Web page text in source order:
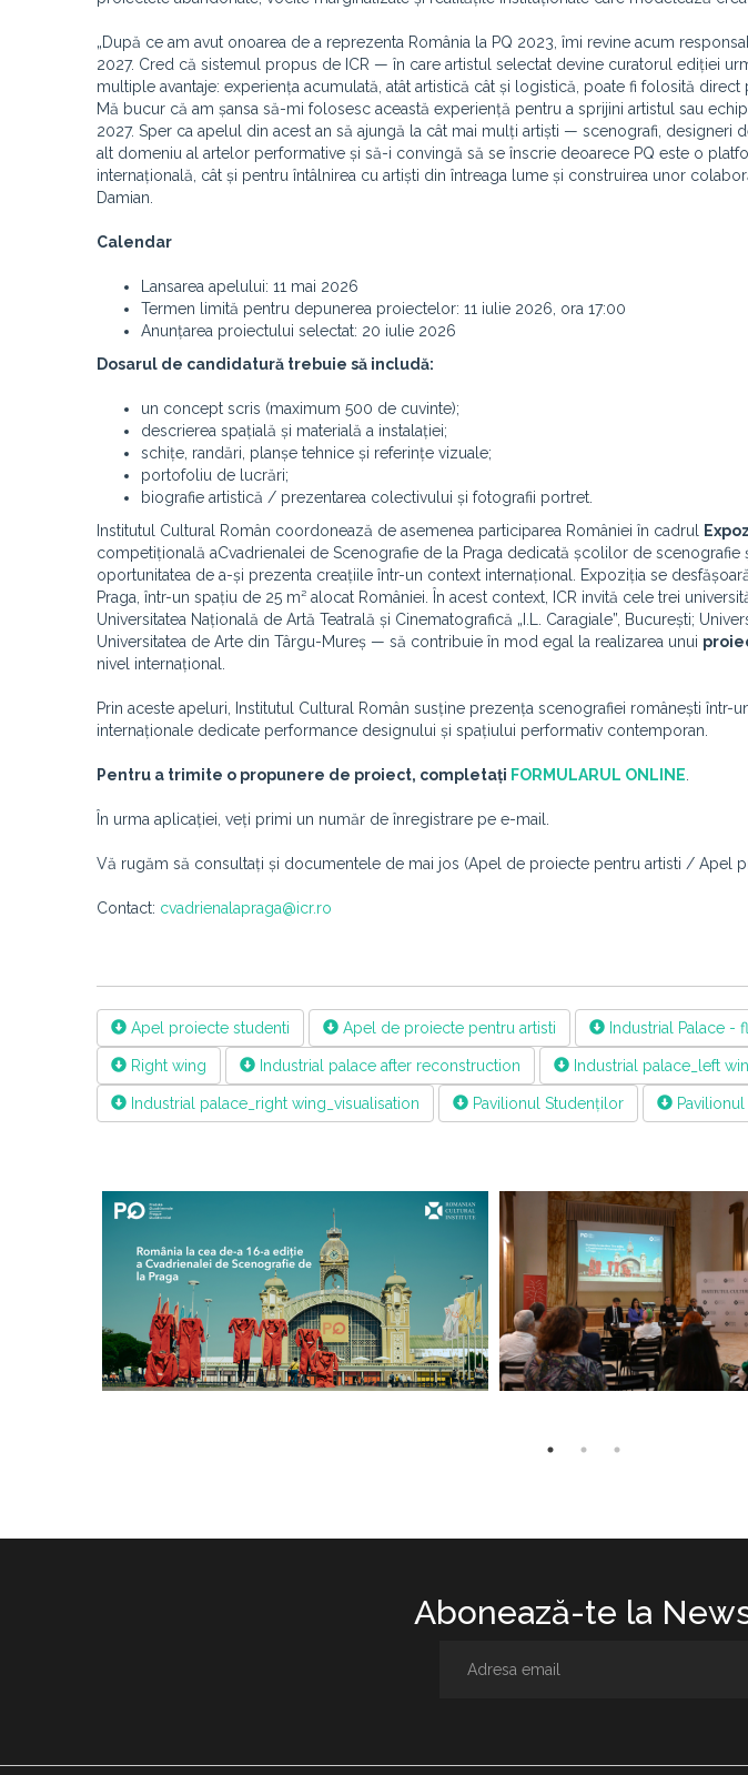
„După ce am avut onoarea de a reprezenta România la PQ 2023, îmi revine acum
2027. Cred că sistemul propus de ICR — în care artistul selectat devine curatorul ediției
multiple avantaje: experiența acumulată, atât artistică cât și logistică, poate fi folosită
Mă bucur că am șansa să-mi folosesc această experiență pentru a sprijini artistul sau
2027. Sper ca apelul din acest an să ajungă la cât mai mulți artiști — scenografi, designeri
alt domeniu al artelor performative și să-i convingă să se înscrie deoarece PQ este o
internațională, cât și pentru întâlnirea cu artiști din întreaga lume și construirea unor
Damian.
Calendar
Lansarea apelului: 11 mai 2026
Termen limită pentru depunerea proiectelor: 11 iulie 2026, ora 17:00
Anunțarea proiectului selectat: 20 iulie 2026
Dosarul de candidatură trebuie să includă:
un concept scris (maximum 500 de cuvinte);
descrierea spațială și materială a instalației;
schițe, randări, planșe tehnice și referințe vizuale;
portofoliu de lucrări;
biografie artistică / prezentarea colectivului și fotografii portret.
Institutul Cultural Român coordonează de asemenea participarea României în cadrul
competițională aCvadrienalei de Scenografie de la Praga dedicată școlilor de
oportunitatea de a-și prezenta creațiile într-un context internațional. Expoziția se
Praga, într-un spațiu de 25 m² alocat României. În acest context, ICR invită cele trei
Universitatea Națională de Artă Teatrală și Cinematografică „I.L. Caragiale”, București;
Universitatea de Arte din Târgu-Mureș — să contribuie în mod egal la realizarea unui
nivel internațional.
Prin aceste apeluri, Institutul Cultural Român susține prezența scenografiei românești
internaționale dedicate performance designului și spațiului performativ contemporan.
Pentru a trimite o propunere de proiect, completați FORMULARUL ONLINE
În urma aplicației, veți primi un număr de înregistrare pe e-mail.
Vă rugăm să consultați și documentele de mai jos (Apel de proiecte pentru artisti / Apel
Contact: cvadrienalapraga@icr.ro
Apel proiecte studenti Apel de proiecte pentru artisti Industrial Palace -
Right wing Industrial palace after reconstruction Industrial palace_left
Industrial palace_right wing_visualisation Pavilionul Studenților
Abonează-te la